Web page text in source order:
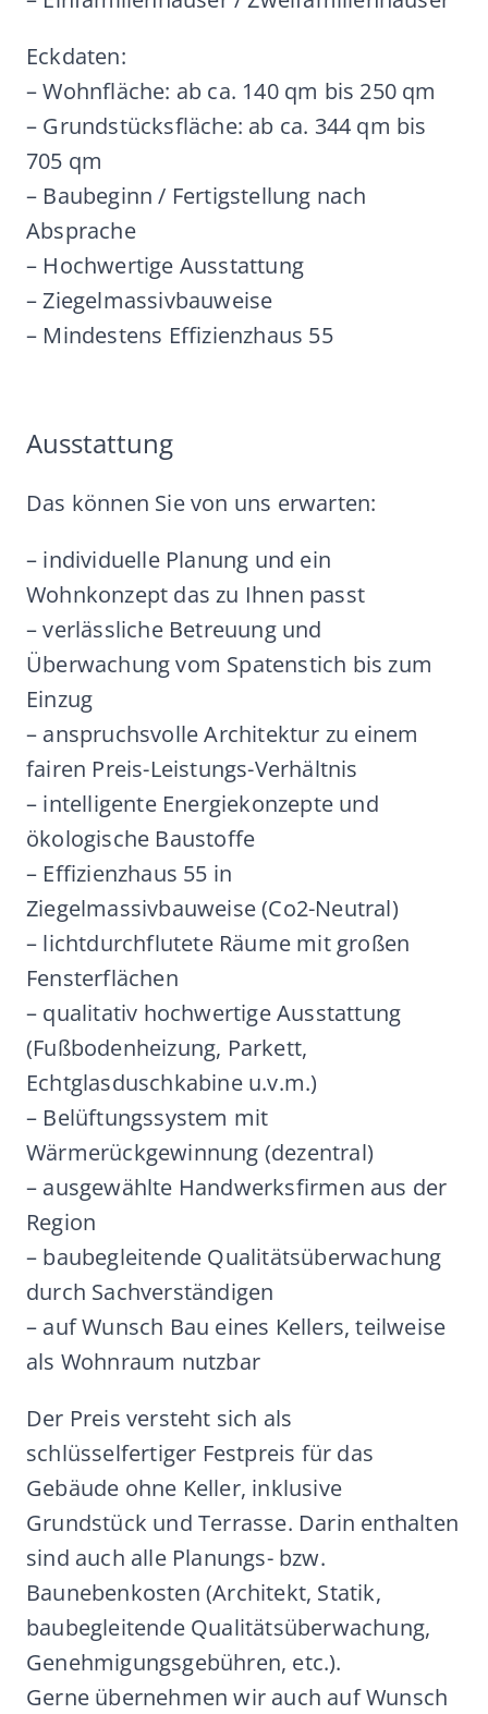
Eckdaten:
– Wohnfläche: ab ca. 140 qm bis 250 qm
– Grundstücksfläche: ab ca. 344 qm bis
705 qm
– Baubeginn / Fertigstellung nach
Absprache
– Hochwertige Ausstattung
– Ziegelmassivbauweise
– Mindestens Effizienzhaus 55
Ausstattung
Das können Sie von uns erwarten:
– individuelle Planung und ein
Wohnkonzept das zu Ihnen passt
– verlässliche Betreuung und
Überwachung vom Spatenstich bis zum
Einzug
– anspruchsvolle Architektur zu einem
fairen Preis-Leistungs-Verhältnis
– intelligente Energiekonzepte und
ökologische Baustoffe
– Effizienzhaus 55 in
Ziegelmassivbauweise (Co2-Neutral)
– lichtdurchflutete Räume mit großen
Fensterflächen
– qualitativ hochwertige Ausstattung
(Fußbodenheizung, Parkett,
Echtglasduschkabine u.v.m.)
– Belüftungssystem mit
Wärmerückgewinnung (dezentral)
– ausgewählte Handwerksfirmen aus der
Region
– baubegleitende Qualitätsüberwachung
durch Sachverständigen
– auf Wunsch Bau eines Kellers, teilweise
als Wohnraum nutzbar
Der Preis versteht sich als
schlüsselfertiger Festpreis für das
Gebäude ohne Keller, inklusive
Grundstück und Terrasse. Darin enthalten
sind auch alle Planungs- bzw.
Baunebenkosten (Architekt, Statik,
baubegleitende Qualitätsüberwachung,
Genehmigungsgebühren, etc.).
Gerne übernehmen wir auch auf Wunsch